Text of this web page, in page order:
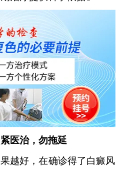
医治，勿拖延
好，在确诊得了白癜风